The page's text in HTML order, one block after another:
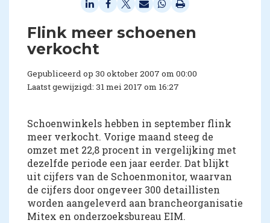
Flink meer schoenen
verkocht
Gepubliceerd op 30 oktober 2007 om 00:00
Laatst gewijzigd: 31 mei 2017 om 16:27
Schoenwinkels hebben in september flink
meer verkocht. Vorige maand steeg de
omzet met 22,8 procent in vergelijking met
dezelfde periode een jaar eerder. Dat blijkt
uit cijfers van de Schoenmonitor, waarvan
de cijfers door ongeveer 300 detaillisten
worden aangeleverd aan brancheorganisatie
Mitex en onderzoeksbureau EIM.